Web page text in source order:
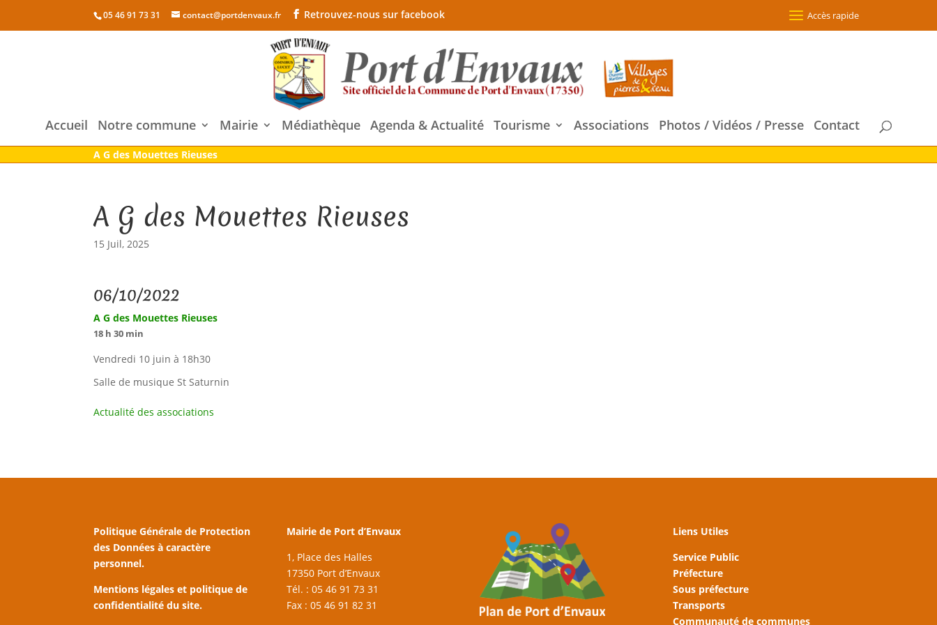
05 46 91 73 31 contact@portdenvaux.fr Retrouvez-nous sur facebook Accès rapide
Accueil Notre commune Mairie Médiathèque Agenda & Actualité Tourisme Associations Photos / Vidéos / Presse Contact
A G des Mouettes Rieuses
A G des Mouettes Rieuses
15 Juil, 2025
06/10/2022
A G des Mouettes Rieuses
18 h 30 min
Vendredi 10 juin à 18h30
Salle de musique St Saturnin
Actualité des associations
Politique Générale de Protection
des Données à caractère
personnel.
Mentions légales et politique de
confidentialité du site.
Mairie de Port d’Envaux
1, Place des Halles
17350 Port d’Envaux
Tél. : 05 46 91 73 31
Fax : 05 46 91 82 31
Liens Utiles
Service Public
Préfecture
Sous préfecture
Transports
Communauté de communes